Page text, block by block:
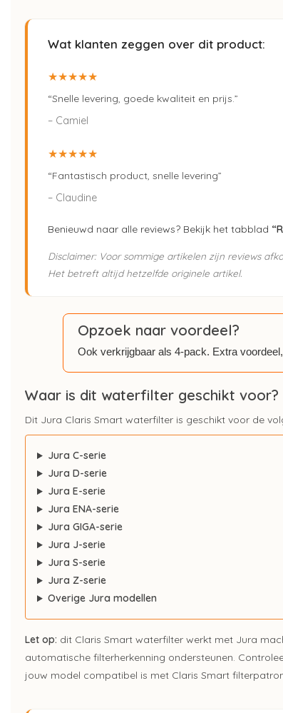
Wat klanten zeggen over dit product:
★★★★★
“Snelle levering, goede kwaliteit en prijs.”
– Camiel
★★★★★
“Fantastisch product, snelle levering”
– Claudine
Benieuwd naar alle reviews? Bekijk het tabblad
Disclaimer: Voor sommige artikelen zijn reviews
Het betreft altijd hetzelfde originele artikel.
Opzoek naar voordeel?
Ook verkrijgbaar als 4-pack. Extra
Waar is dit waterfilter geschikt voor?
Dit Jura Claris Smart waterfilter is geschikt voor de
Jura C-serie
Jura D-serie
Jura E-serie
Jura ENA-serie
Jura GIGA-serie
Jura J-serie
Jura S-serie
Jura Z-serie
Overige Jura modellen
Let op: dit Claris Smart waterfilter werkt met Jura
automatische filterherkenning ondersteunen.
jouw model compatibel is met Claris Smart